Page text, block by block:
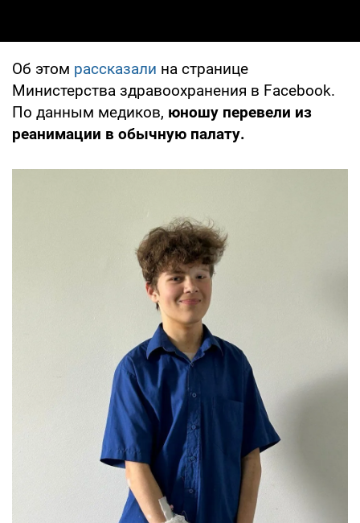
Об этом рассказали на странице
Министерства здравоохранения в Facebook.
По данным медиков, юношу перевели из
реанимации в обычную палату.